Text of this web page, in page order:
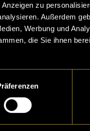
zu
Außerdem
Werbung und
die Sie ihnen